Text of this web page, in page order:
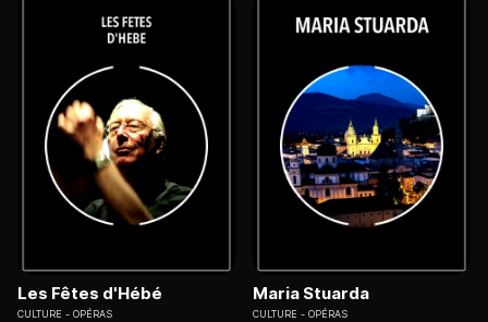
Les Fêtes d'Hébé
CULTURE OPÉRAS
Maria Stuarda
CULTURE OPÉRAS